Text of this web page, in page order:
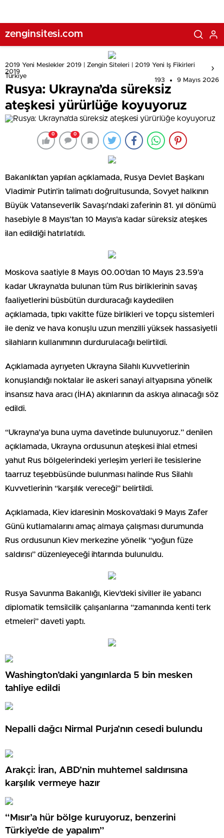
zenginsitesi.com
2019 Yeni Meslekler 2019 | Zengin Siteleri | 2019 Yeni Iş Fikirleri
2019
Türkiye
193 9 Mayıs 2026
Rusya: Ukrayna’da süreksiz
ateşkesi yürürlüğe koyuyoruz
0 0
Bakanlıktan yapılan açıklamada, Rusya Devlet Başkanı
Vladimir Putin’in talimatı doğrultusunda, Sovyet halkının
Büyük Vatanseverlik Savaşı’ndaki zaferinin 81. yıl dönümü
hasebiyle 8 Mayıs’tan 10 Mayıs’a kadar süreksiz ateşkes
ilan edildiği hatırlatıldı.
Moskova saatiyle 8 Mayıs 00.00’dan 10 Mayıs 23.59’a
kadar Ukrayna’da bulunan tüm Rus birliklerinin savaş
faaliyetlerini büsbütün durduracağı kaydedilen
açıklamada, tıpkı vakitte füze birlikleri ve topçu sistemleri
ile deniz ve hava konuşlu uzun menzilli yüksek hassasiyetli
silahların kullanımının durdurulacağı belirtildi.
Açıklamada ayrıyeten Ukrayna Silahlı Kuvvetlerinin
konuşlandığı noktalar ile askeri sanayi altyapısına yönelik
insansız hava aracı (İHA) akınlarının da askıya alınacağı söz
edildi.
“Ukrayna’ya buna uyma davetinde bulunuyoruz.” denilen
açıklamada, Ukrayna ordusunun ateşkesi ihlal etmesi
yahut Rus bölgelerindeki yerleşim yerleri ile tesislerine
taarruz teşebbüsünde bulunması halinde Rus Silahlı
Kuvvetlerinin “karşılık vereceği” belirtildi.
Açıklamada, Kiev idaresinin Moskova’daki 9 Mayıs Zafer
Günü kutlamalarını amaç almaya çalışması durumunda
Rus ordusunun Kiev merkezine yönelik “yoğun füze
saldırısı” düzenleyeceği ihtarında bulunuldu.
Rusya Savunma Bakanlığı, Kiev’deki siviller ile yabancı
diplomatik temsilcilik çalışanlarına “zamanında kenti terk
etmeleri” daveti yaptı.
Washington’daki yangınlarda 5 bin mesken
tahliye edildi
Nepalli dağcı Nirmal Purja’nın cesedi bulundu
Arakçi: İran, ABD’nin muhtemel saldırısına
karşılık vermeye hazır
“Mısır’a hür bölge kuruyoruz, benzerini
Türkiye’de de yapalım”